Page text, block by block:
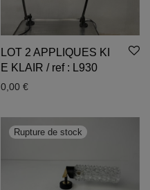
LOT 2 APPLIQUES KI
E KLAIR / ref : L930
0,00 €